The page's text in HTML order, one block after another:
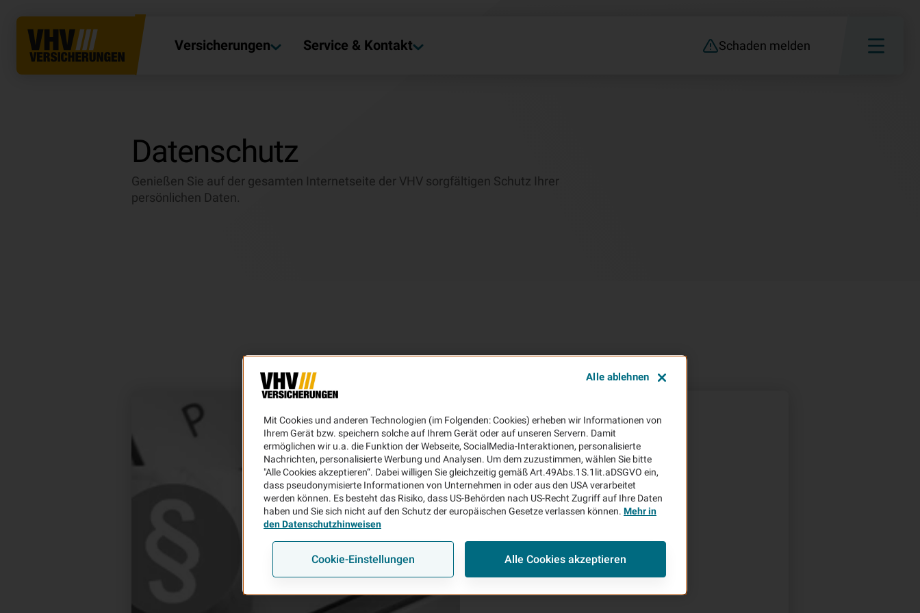
Versicherungen Service & Kontakt Schaden melden
Datenschutz
Genießen Sie auf der gesamten Internetseite der VHV sorgfältigen Schutz Ihrer
persönlichen Daten.
Datenschutzhinweise
Datenschutzhinweise
Mit Cookies und anderen Technologien (im Folgenden: Cookies) erheben wir Informationen von
Ihrem Gerät bzw. speichern solche auf Ihrem Gerät oder auf unseren Servern. Damit
ermöglichen wir u.a. die Funktion der Webseite, SocialMedia-Interaktionen, personalisierte
Nachrichten, personalisierte Werbung und Analysen. Um dem zuzustimmen, wählen Sie bitte
"Alle Cookies akzeptieren“. Dabei willigen Sie gleichzeitig gemäß Art.49Abs.1S.1lit.aDSGVO ein,
dass pseudonymisierte Informationen von Unternehmen in oder aus den USA verarbeitet
werden können. Es besteht das Risiko, dass US-Behörden nach US-Recht Zugriff auf Ihre Daten
haben und Sie sich nicht auf den Schutz der europäischen Gesetze verlassen können. Mehr in
den Datenschutzhinweisen
Cookie-Einstellungen Alle Cookies akzeptieren
Alle ablehnen